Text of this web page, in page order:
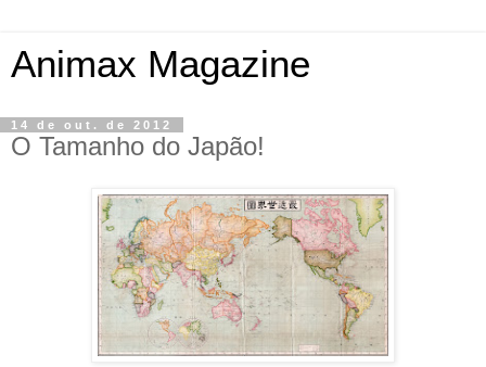
Animax Magazine
14 de out. de 2012
O Tamanho do Japão!